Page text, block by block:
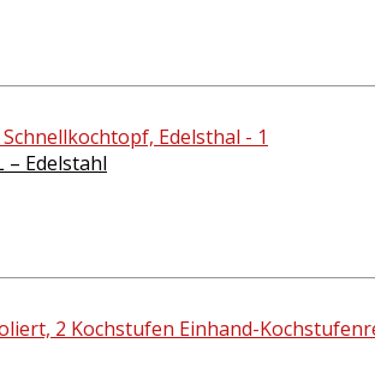
– Edelstahl